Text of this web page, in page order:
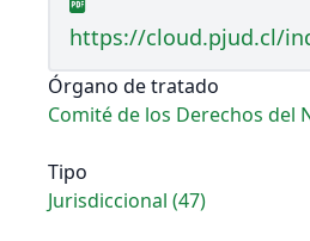
https://cloud.pjud.cl/
Órgano de tratado
Comité de los Derechos del
Tipo
Jurisdiccional (47)